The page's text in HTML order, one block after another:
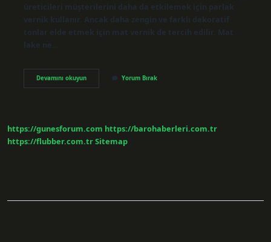
üreticileri müşterilerini daha da etkilemek için parlak
vernik kullanır. Ancak daha zengin ve farklı dekoratif
tonlar elde etmek için mat vernik de tercih edilir. Mat
lake ne…
Devamını okuyunLake
Mat
Yorum Bırak
https://gunesforum.com https://barohaberleri.com.tr
https://flubber.com.trSitemap